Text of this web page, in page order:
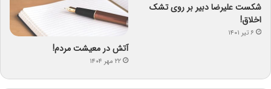
شکست علیرضا دبیر بر روی تشک
اخلاق!
۶ تیر ۱۴۰۱
آتش در معیشت مردم!
۲۲ مهر ۱۴۰۴